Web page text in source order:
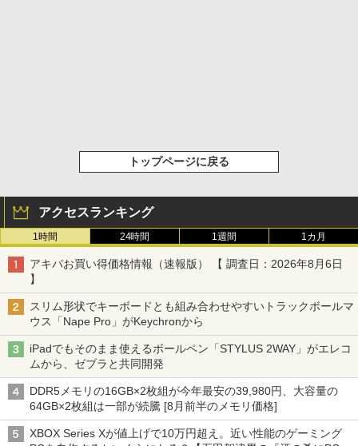
トップページに戻る
アクセスランキング
1時間 24時間 1週間 1カ月
アキバお買い得価格情報（速報版） 【 調査日：2026年8月6日
】
スリム形状でキーボードとも組み合わせやすいトラックボールマ
ウス「Nape Pro」がKeychronから
iPadでもそのまま使えるボールペン「STYLUS 2WAY」がエレコ
ムから、ゼブラと共同開発
DDR5メモリの16GB×2枚組が今年最安の39,980円、大容量の
64GB×2枚組は一部が続騰 [8月前半のメモリ価格]
XBOX Series Xが値上げで10万円超え。近い性能のゲーミング